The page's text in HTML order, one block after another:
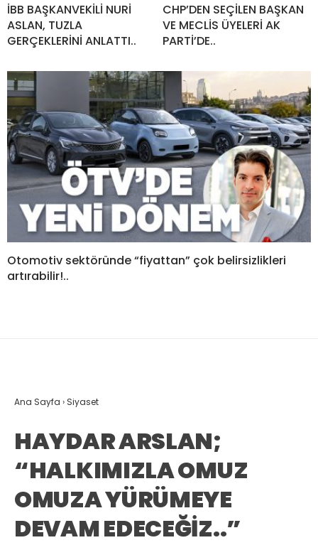
İBB BAŞKANVEKİLİ NURİ
ASLAN, TUZLA
GERÇEKLERİNİ ANLATTI..
CHP’DEN SEÇİLEN BAŞKAN
VE MECLİS ÜYELERİ AK
PARTİ’DE..
Otomotiv sektöründe “fiyattan” çok belirsizlikleri
artırabilir!..
Ana Sayfa › Siyaset
HAYDAR ARSLAN;
“HALKIMIZLA OMUZ
OMUZA YÜRÜMEYE
DEVAM EDECEĞİZ..”